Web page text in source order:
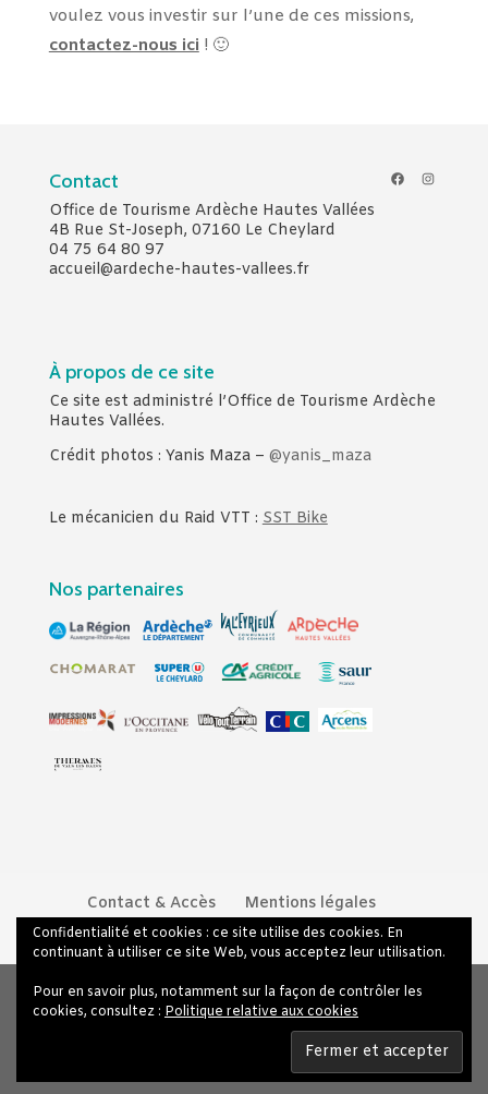
voulez vous investir sur l’une de ces missions,
contactez-nous ici! 🙂
Contact
Office de Tourisme Ardèche Hautes Vallées
4B Rue St-Joseph, 07160 Le Cheylard
04 75 64 80 97
accueil@ardeche-hautes-vallees.fr
Facebook
À propos de ce site
Ce site est administré l’Office de Tourisme Ardèche
Hautes Vallées.
Crédit photos : Yanis Maza – @yanis_maza
Le mécanicien du Raid VTT :SST Bike
Nos partenaires
Contact & Accès
Mentions légales
Politique de confidentialité
Elegant Themes| Propulsé par
WordPress
Confidentialité et cookies : ce site utilise des cookies. En
continuant à utiliser ce site Web, vous acceptez leur utilisation.
Pour en savoir plus, notamment sur la façon de contrôler les
cookies, consultez : Politique relative aux cookies